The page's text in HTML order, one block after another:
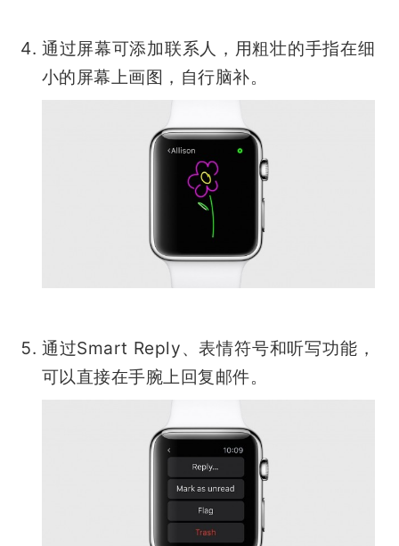
通过屏幕可添加联系人，用粗壮的手指在细
小的屏幕上画图，自行脑补。
通过Smart Reply、表情符号和听写功能，
可以直接在手腕上回复邮件。